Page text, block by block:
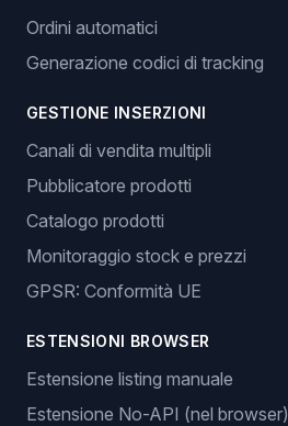
Ordini automatici
Generazione codici di tracking
GESTIONE INSERZIONI
Canali di vendita multipli
Pubblicatore prodotti
Catalogo prodotti
Monitoraggio stock e prezzi
GPSR: Conformità UE
ESTENSIONI BROWSER
Estensione listing manuale
Estensione No-API (nel browser)